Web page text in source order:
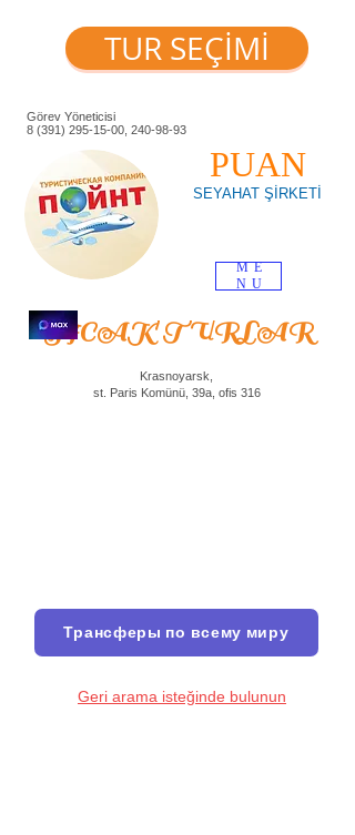
TUR SEÇİMİ
Görev Yöneticisi
8 (391) 295-15-00 240-98-93
PUAN
SEYAHAT ŞİRKETİ
ME
NU
SICAK TURLAR
Krasnoyarsk,
st. Paris Komünü, 39a, ofis 316
Трансферы по всему миру
Geri arama isteğinde bulunun